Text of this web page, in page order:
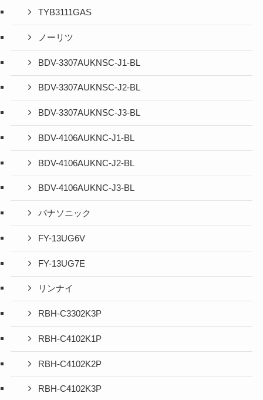
TYB3111GAS
ノーリツ
BDV-3307AUKNSC-J1-BL
BDV-3307AUKNSC-J2-BL
BDV-3307AUKNSC-J3-BL
BDV-4106AUKNC-J1-BL
BDV-4106AUKNC-J2-BL
BDV-4106AUKNC-J3-BL
パナソニック
FY-13UG6V
FY-13UG7E
リンナイ
RBH-C3302K3P
RBH-C4102K1P
RBH-C4102K2P
RBH-C4102K3P